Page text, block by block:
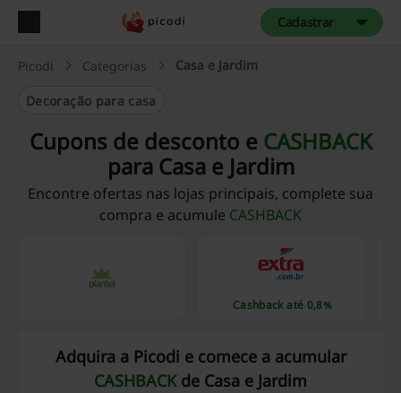
Cadastrar
Picodi Categorias Casa e Jardim
Decoração para casa
Cupons de desconto e CASHBACK
para Casa e Jardim
Encontre ofertas nas lojas principais, complete sua
compra e acumule CASHBACK
Cashback até 0,8%
Adquira a Picodi e comece a acumular
CASHBACKde Casa e Jardim